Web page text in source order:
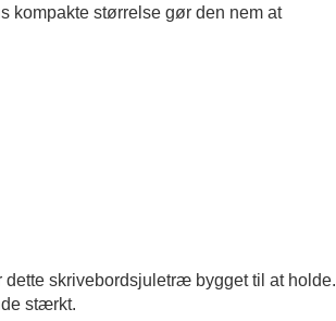
kompakte størrelse gør den nem at
skrivebordsjuletræ bygget til at holde.
stærkt.